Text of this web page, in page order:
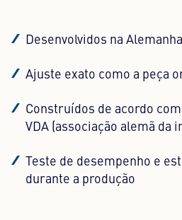
Desenvolvidos na Alemanha
Ajuste exato como a peça
Construídos de acordo
VDA (associação alemã da
Teste de desempenho e
durante a produção